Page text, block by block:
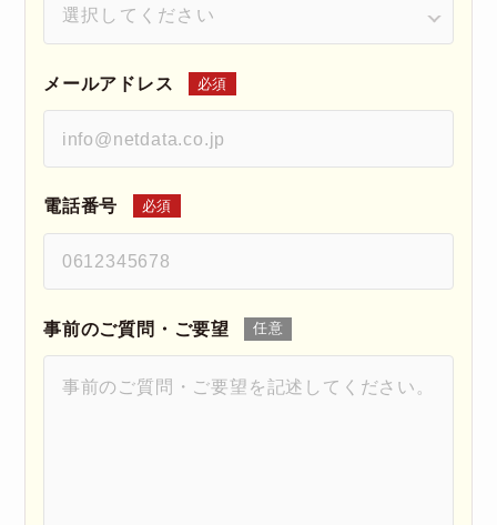
メールアドレス 必須
電話番号 必須
事前のご質問・ご要望 任意